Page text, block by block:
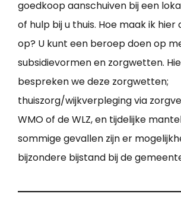
goedkoop aanschuiven bij een
of hulp bij u thuis. Hoe maak ik
op? U kunt een beroep doen op
subsidievormen en zorgwetten.
bespreken we deze zorgwetten;
thuiszorg/wijkverpleging via
WMO of de WLZ, en tijdelijke
sommige gevallen zijn er
bijzondere bijstand bij de